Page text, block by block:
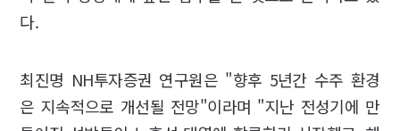
다.
최진명 NH투자증권 연구원은 "향후 5년간 수주 환경
은 지속적으로 개선될 전망"이라며 "지난 전성기에 만